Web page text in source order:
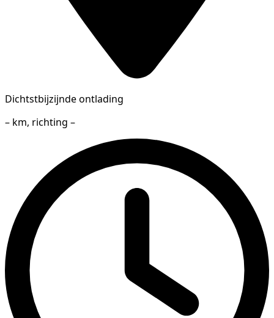
Dichtstbijzijnde ontlading
– km, richting –